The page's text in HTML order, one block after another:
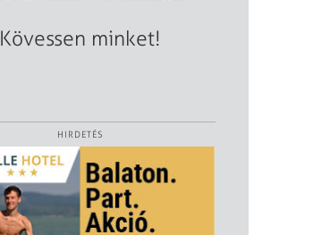
Kövessen minket!
HIRDETÉS